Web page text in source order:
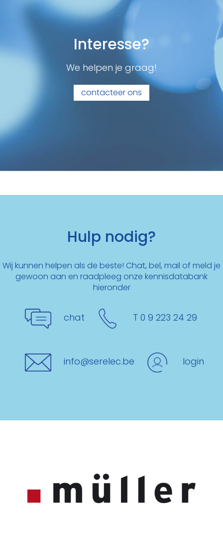
Interesse?
We helpen je graag!
contacteer ons
Hulp nodig?
Wij kunnen helpen als de beste! Chat, bel, mail of meld je
gewoon aan en raadpleeg onze kennisdatabank
hieronder
chat T 0 9 223 24 29
info@serelec.be login